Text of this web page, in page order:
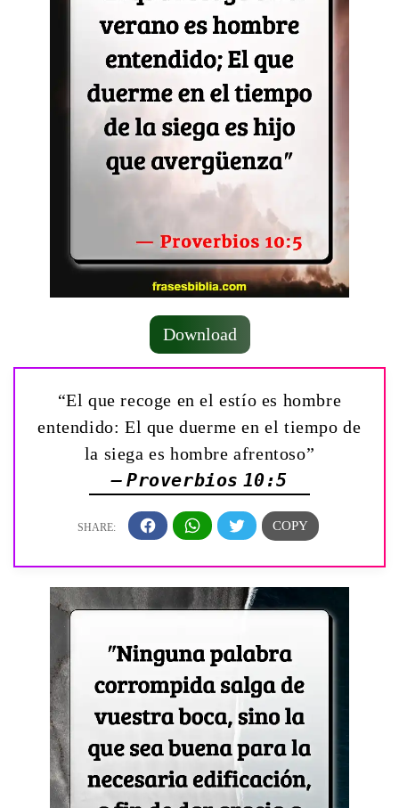
Download
“El que recoge en el estío es hombre
entendido: El que duerme en el tiempo de
la siega es hombre afrentoso”
— Proverbios 10:5